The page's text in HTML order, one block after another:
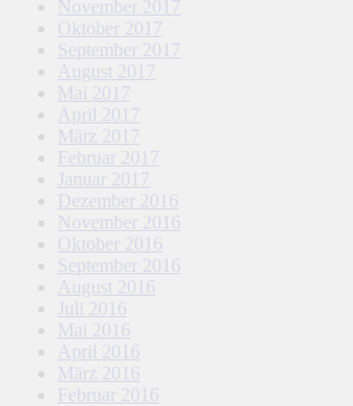
November 2017
Oktober 2017
September 2017
August 2017
Mai 2017
April 2017
März 2017
Februar 2017
Januar 2017
Dezember 2016
November 2016
Oktober 2016
September 2016
August 2016
Juli 2016
Mai 2016
April 2016
März 2016
Februar 2016